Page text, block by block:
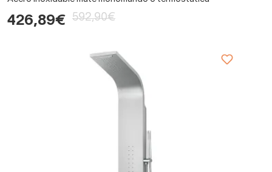
426,89€ 592,90€